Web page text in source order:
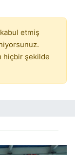
kabul etmiş
hiçbir şekilde